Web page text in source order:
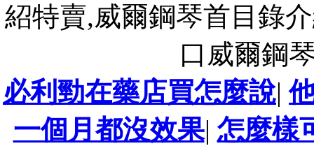
紹特賣,威爾鋼琴首目錄
口威爾鋼
必利勁在藥店買怎麼說|
一個月都沒效果| 怎麼樣